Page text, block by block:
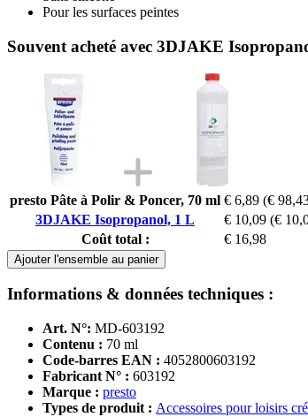
Pour les surfaces peintes
Souvent acheté avec 3DJAKE
presto Pâte à Polir & Poncer, 70 ml € 6,89 (€
3DJAKE Isopropanol, 1 L
€ 10,09 (€
Coût total :
€ 16,98
Ajouter l'ensemble au panier
Informations & données techniques :
Art. N°: MD-603192
Contenu : 70 ml
Code-barres EAN : 4052800603192
Fabricant N° : 603192
Marque : presto
Types de produit : Accessoires pour loisirs